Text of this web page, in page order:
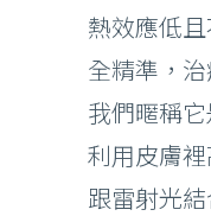
熱效應低
全精準，
我們暱稱
利用皮膚
跟雷射光